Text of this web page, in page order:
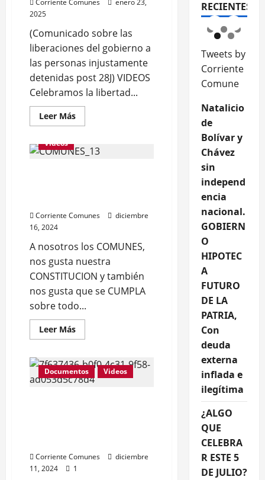
Corriente Comunes
enero 23,
2025
(Comunicado sobre las
liberaciones del gobierno a
las personas injustamente
detenidas post 28J) VIDEOS
Celebramos la libertad...
Leer MásLeer
más
LIBERTAD
INSUFICIENTE
Galerías
Nuestras Luchas
Videos
Corriente Comunes
diciembre
16, 2024
A nosotros los COMUNES,
nos gusta nuestra
CONSTITUCION y también
nos gusta que se CUMPLA
sobre todo...
Leer MásLeer
más
A
nosotros
los
Documentos Videos
Corriente Comunes
diciembre
11, 2024
1
RECIENTES
alista
alista
Tweets by
Corriente
Comune
Natalicio
de
Bolívar y
Chávez
sin
independ
encia
nacional.
GOBIERN
O
HIPOTEC
A
FUTURO
DE LA
PATRIA,
Con
deuda
externa
inflada e
ilegítima
¿ALGO
QUE
CELEBRA
R ESTE 5
DE JULIO?